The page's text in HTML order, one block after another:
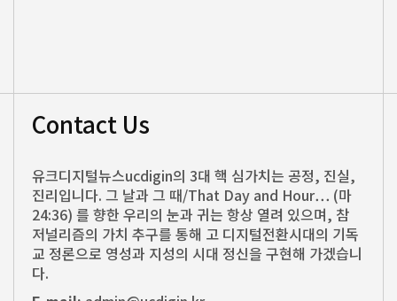
Contact Us
유크디지털뉴스ucdigin의 3대 핵 심가치는 공정, 진실,
진리입니다. 그 날과 그 때/That Day and Hour… (마
24:36) 를 향한 우리의 눈과 귀는 항상 열려 있으며, 참
저널리즘의 가치 추구를 통해 고 디지털전환시대의 기독
교 정론으로 영성과 지성의 시대 정신을 구현해 가겠습니
다.